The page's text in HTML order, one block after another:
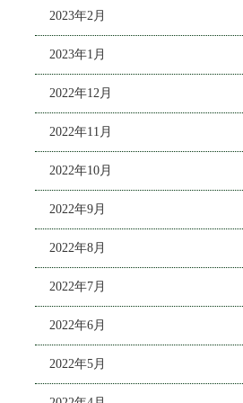
2023年2月
2023年1月
2022年12月
2022年11月
2022年10月
2022年9月
2022年8月
2022年7月
2022年6月
2022年5月